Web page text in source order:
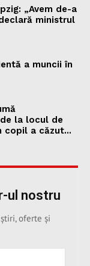
„Avem de-a
ministrul
a muncii în
la locul de
copil a căzut...
ul nostru
oferte și